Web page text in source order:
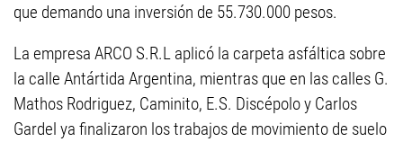
que demando una inversión de 55.730.000 pesos.
La empresa ARCO S.R.L aplicó la carpeta asfáltica sobre
la calle Antártida Argentina, mientras que en las calles G.
Mathos Rodriguez, Caminito, E.S. Discépolo y Carlos
Gardel ya finalizaron los trabajos de movimiento de suelo